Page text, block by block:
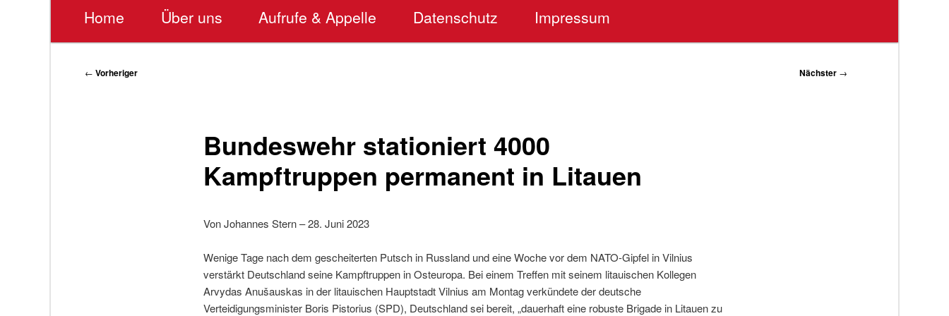
Home Über uns Aufrufe & Appelle Datenschutz Impressum
Beitragsnavigation
← Vorheriger Nächster →
Bundeswehr stationiert 4000
Kampftruppen permanent in Litauen
Von Johannes Stern – 28. Juni 2023
Wenige Tage nach dem gescheiterten Putsch in Russland und eine Woche vor dem NATO-Gipfel in Vilnius
verstärkt Deutschland seine Kampftruppen in Osteuropa. Bei einem Treffen mit seinem litauischen Kollegen
Arvydas Anušauskas in der litauischen Hauptstadt Vilnius am Montag verkündete der deutsche
Verteidigungsminister Boris Pistorius (SPD), Deutschland sei bereit, „dauerhaft eine robuste Brigade in Litauen zu